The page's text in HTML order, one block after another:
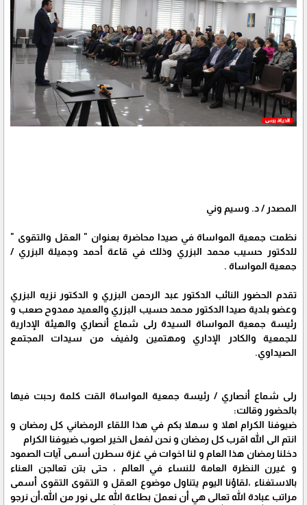
المصدر / د. وسيم وني
نظمت جمعية المواساة في صيدا محاضرة بعنوان " العقل والتقوى "
للدكتور حسيب محمد البزري وذلك في قاعة أحمد وجميلة البزري /
جمعية المواساة .
تقدم الحضور النائب الدكتور عبد الرحمن البزري و الدكتور نزيه البزري
وعضو بلدية صيدا الدكتور محمد حسيب البزري والعميد ممدوح صعب و
رئيسة جمعية المواساة السيدة رلى شماع أنصاري والهيئة الإدارية
للجمعية والكادر الإداري ومهتمين ولفيف من سيدات المجتمع
الصيداوي.
رلى شماع أنصاري / رئيسة جمعية المواساة القت كلمة رحبت فيها
بالحضور وقالت:
ضيوفنا الكرام اهلا و سهلا بكم في هذا اللقاء الرمضاني كل رمضان و
انتم الى الله اقرب كل رمضان و نحن لفعل الخير اصوب ضيوفنا الكرام
دخلنا رمضان هذا العام و لنا اخوات في غزة سطرن أسمى آيات الصمود
و غيرن النظرة العامة للنساء في العالم ، حتى بتن تعالجن العناء
بالاستغناء ،لقاؤنا اليوم يتناول موضوع العقل و التقوى التقوى أسمى
مراتب عبادة الله تعالى هي أن نعملَ بطاعة الله على نور من الله،أن نرجو